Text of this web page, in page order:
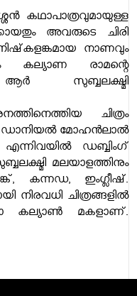
കഥാപാത്രവുമായുള്ള
അവരുടെ ചിരി
നാണവും
കല്യാണ രാമന്റെ
ആര്‍ സുബ്ബലക്ഷ്മി
ചിത്രം
ഡാനിയല്‍ മോഹന്‍ലാല്‍
ഡബ്ബിംഗ്
മലയാളത്തിനും
കന്നഡ, ഇംഗ്ലീഷ്.
നിരവധി ചിത്രങ്ങളില്‍
കല്യാണ്‍ മകളാണ്.